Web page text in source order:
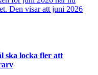
Den visar att juni 2026
ska locka fler att